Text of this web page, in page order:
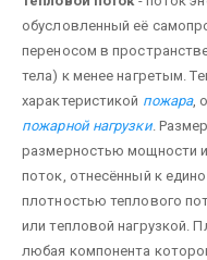
обусловленный её
переносом в
тела) к менее нагретым.
характеристикой пожара,
пожарной нагрузки.
размерностью мощности
поток, отнесённый к
плотностью теплового
или тепловой нагрузкой.
любая компонента